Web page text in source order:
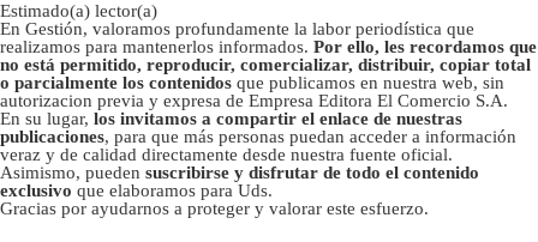
Estimado(a) lector(a)
En Gestión, valoramos profundamente la labor periodística que
realizamos para mantenerlos informados. Por ello, les recordamos que
no está permitido, reproducir, comercializar, distribuir, copiar total
o parcialmente los contenidos que publicamos en nuestra web, sin
autorizacion previa y expresa de Empresa Editora El Comercio S.A.
En su lugar, los invitamos a compartir el enlace de nuestras
publicaciones, para que más personas puedan acceder a información
veraz y de calidad directamente desde nuestra fuente oficial.
Asimismo, pueden suscribirse y disfrutar de todo el contenido
exclusivo que elaboramos para Uds.
Gracias por ayudarnos a proteger y valorar este esfuerzo.